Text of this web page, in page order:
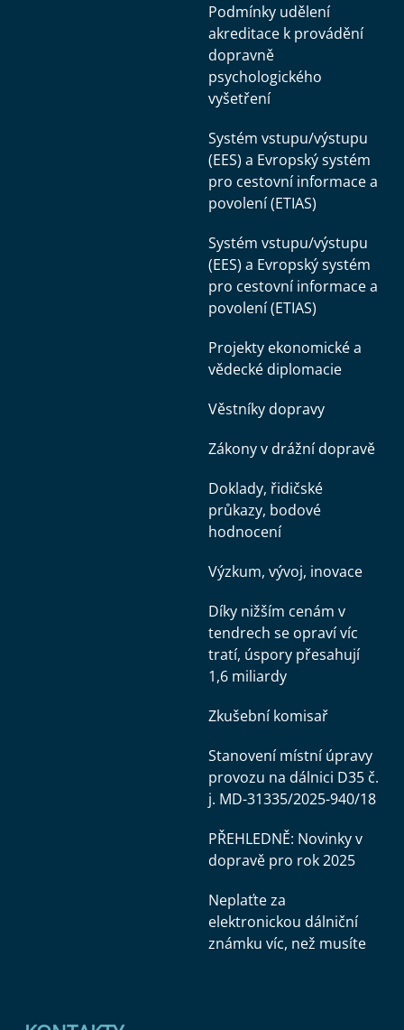
Podmínky udělení
akreditace k provádění
dopravně
psychologického
vyšetření
Systém vstupu/výstupu
(EES) a Evropský systém
pro cestovní informace a
povolení (ETIAS)
Systém vstupu/výstupu
(EES) a Evropský systém
pro cestovní informace a
povolení (ETIAS)
Projekty ekonomické a
vědecké diplomacie
Věstníky dopravy
Zákony v drážní dopravě
Doklady, řidičské
průkazy, bodové
hodnocení
Výzkum, vývoj, inovace
Díky nižším cenám v
tendrech se opraví víc
tratí, úspory přesahují
1,6 miliardy
Zkušební komisař
Stanovení místní úpravy
provozu na dálnici D35 č.
j. MD-31335/2025-940/18
PŘEHLEDNĚ: Novinky v
dopravě pro rok 2025
Neplaťte za
elektronickou dálniční
známku víc, než musíte